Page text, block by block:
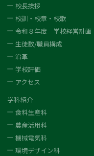
校長挨拶
校訓・校章・校歌
令和８年度 学校経営計画
生徒数/職員構成
沿革
学校評価
アクセス
学科紹介
食料生産科
農産活用科
機械電気科
環境デザイン科